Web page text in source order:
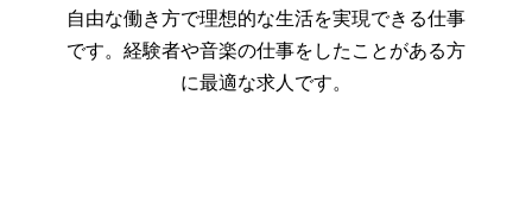
自由な働き方で理想的な生活を実現できる仕事
です。経験者や音楽の仕事をしたことがある方
に最適な求人です。